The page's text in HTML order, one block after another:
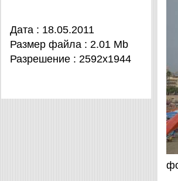
Дата : 18.05.2011
Размер файла : 2.01 Mb
Разрешение : 2592x1944